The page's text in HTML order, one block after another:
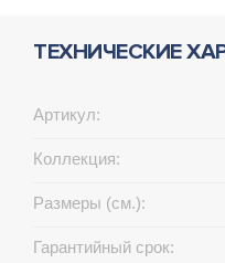
ТЕХНИЧЕСКИЕ
Артикул:
Коллекция:
Размеры (см.):
Гарантийный срок: